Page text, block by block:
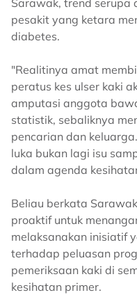
Sarawak, trend
pesakit yang ketara
diabetes.
"Realitinya amat
peratus kes ulser kaki
amputasi anggota
statistik, sebaliknya
pencarian dan
luka bukan lagi isu
dalam agenda
Beliau berkata
proaktif untuk
melaksanakan inisiatif
terhadap peluasan
pemeriksaan kaki di
kesihatan primer.